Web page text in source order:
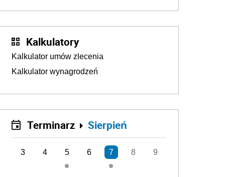
Kalkulatory
Kalkulator umów zlecenia
Kalkulator wynagrodzeń
Terminarz Sierpień
3 4 5 6 7 8 9